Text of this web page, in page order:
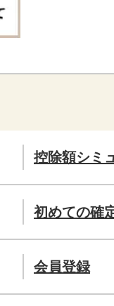
控除額シミ
初めての確
会員登録